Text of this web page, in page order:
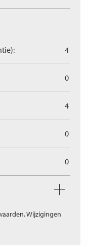
4
0
4
0
0
Wijzigingen